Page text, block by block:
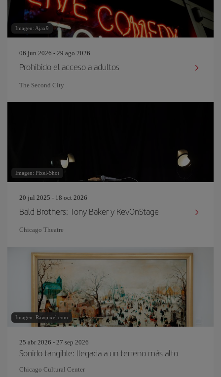
Imagen: Ajax9
06 jun 2026 - 29 ago 2026
Prohibido el acceso a adultos
The Second City
Imagen: Pixel-Shot
20 jul 2025 - 18 oct 2026
Bald Brothers: Tony Baker y KevOnStage
Chicago Theatre
Imagen: Rawpixel.com
25 abr 2026 - 27 sep 2026
Sonido tangible: llegada a un terreno más alto
Chicago Cultural Center